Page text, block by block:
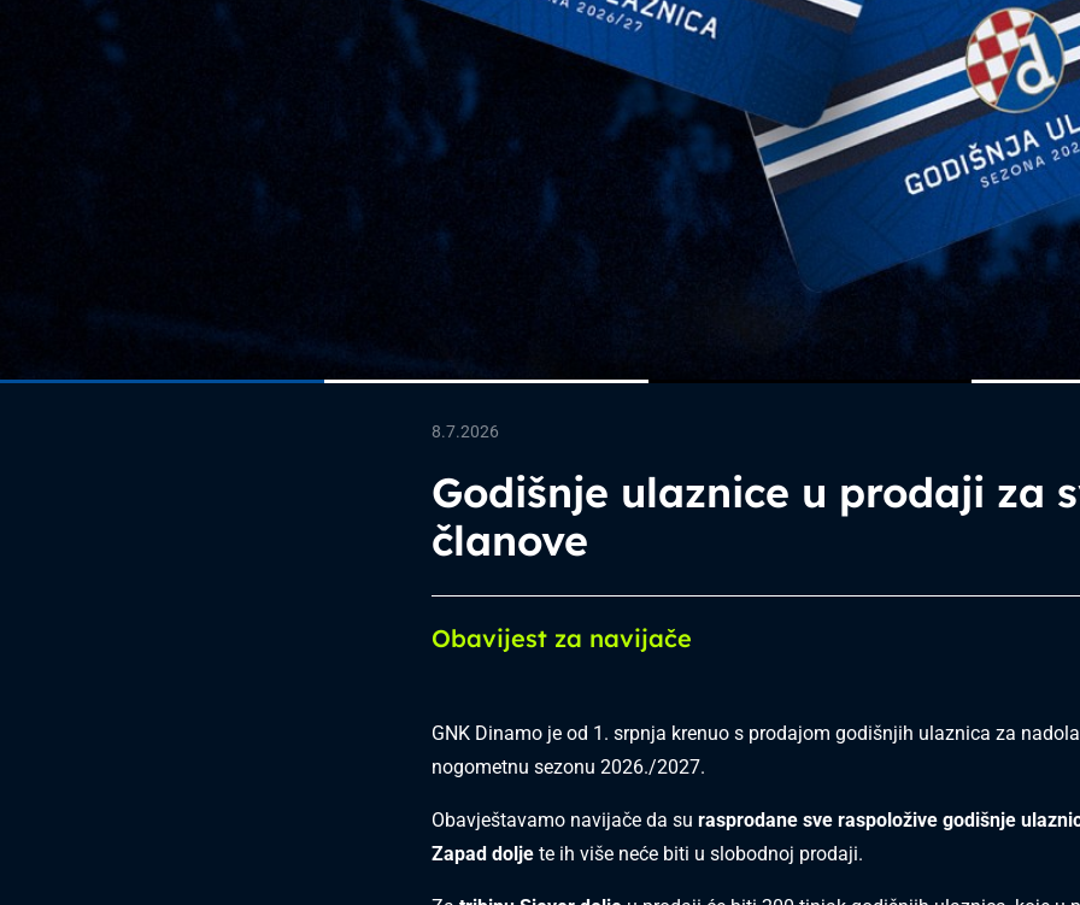
8.7.2026
Godišnje ulaznice u prodaji za
članove
Obavijest za navijače
GNK Dinamo je od 1. srpnja krenuo s prodajom godišnjih ulaznica za
nogometnu sezonu 2026./2027.
Obavještavamo navijače da su rasprodane sve raspoložive godišnje
Zapad dolje te ih više neće biti u slobodnoj prodaji.